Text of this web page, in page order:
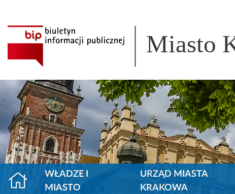
Miasto
WŁADZE I
MIASTO
URZĄD MIASTA
KRAKOWA